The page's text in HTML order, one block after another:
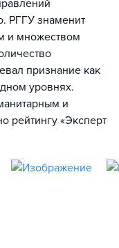
РГГУ знаменит
и множеством
признание как
уровнях.
и
рейтингу «Эксперт